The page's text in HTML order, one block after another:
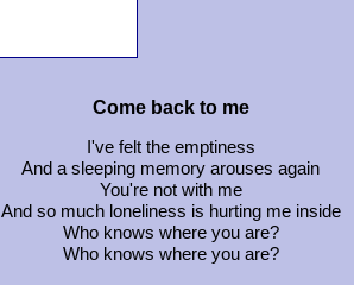
Come back to me
I've felt the emptiness
And a sleeping memory arouses again
You're not with me
And so much loneliness is hurting me inside
Who knows where you are?
Who knows where you are?